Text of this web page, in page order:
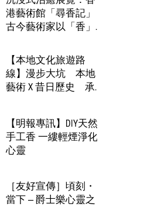
港藝術館「尋香記」
古今藝術家以「香」
體驗芳香文化
【本地文化旅遊路
線】漫步大坑 本地
藝術 X 昔日歷史 承
【明報專訊】DIY天然
手工香 一縷輕煙淨化
心靈
［友好宣傳］頃刻・
當下 — 爵士樂心靈之